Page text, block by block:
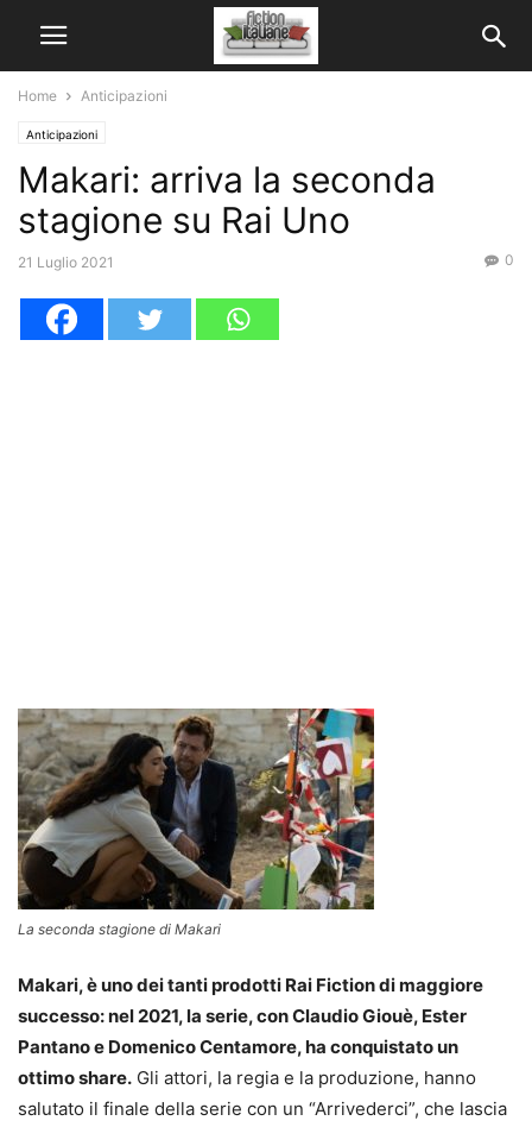
Home Anticipazioni
Anticipazioni
Makari: arriva la seconda
stagione su Rai Uno
21 Luglio 2021 0
La seconda stagione di Makari
Makari, è uno dei tanti prodotti Rai Fiction di maggiore
successo: nel 2021, la serie, con Claudio Giouè, Ester
Pantano e Domenico Centamore, ha conquistato un
ottimo share. Gli attori, la regia e la produzione, hanno
salutato il finale della serie con un “Arrivederci”, che lascia